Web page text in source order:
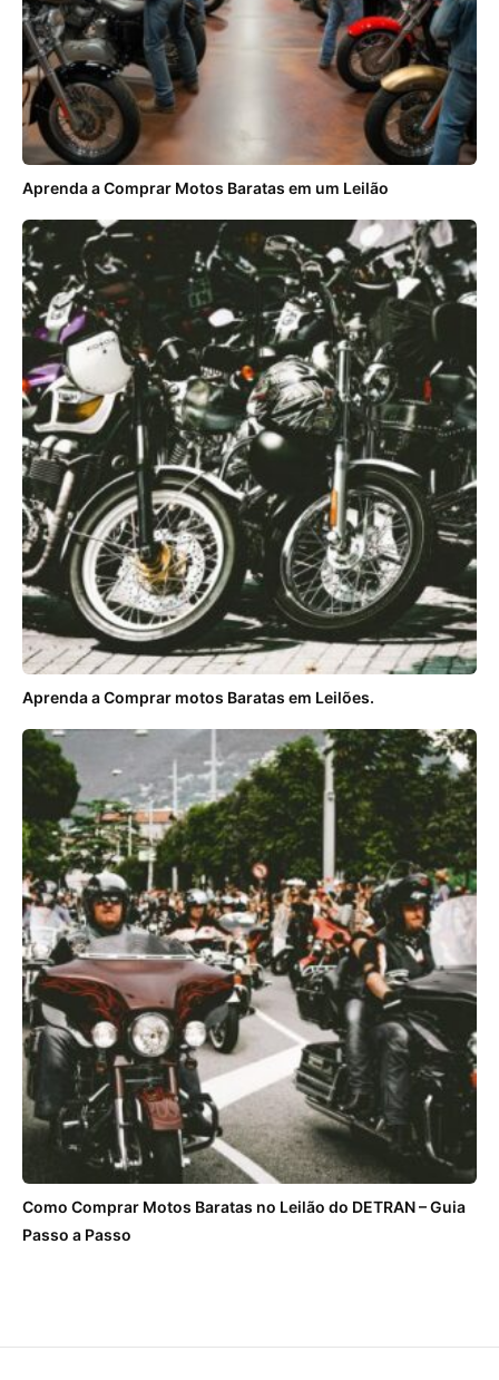
Aprenda a Comprar Motos Baratas em um Leilão
Aprenda a Comprar motos Baratas em Leilões.
Como Comprar Motos Baratas no Leilão do DETRAN – Guia
Passo a Passo